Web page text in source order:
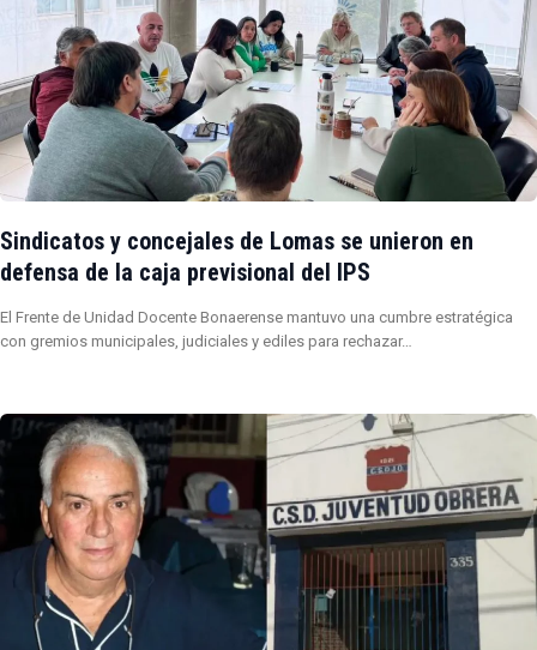
Sindicatos y concejales de Lomas se unieron en
defensa de la caja previsional del IPS
El Frente de Unidad Docente Bonaerense mantuvo una cumbre estratégica
con gremios municipales, judiciales y ediles para rechazar…